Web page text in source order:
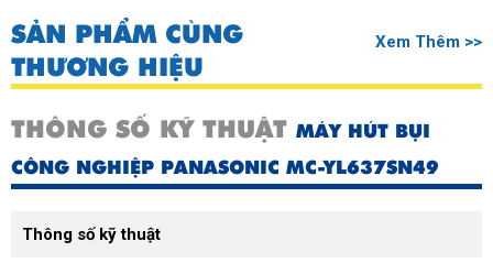
SẢN PHẨM CÙNG
THƯƠNG HIỆU
Xem Thêm >>
THÔNG SỐ KỸ THUẬT MÁY HÚT BỤI
CÔNG NGHIỆP PANASONIC MC-YL637SN49
Thông số kỹ thuật